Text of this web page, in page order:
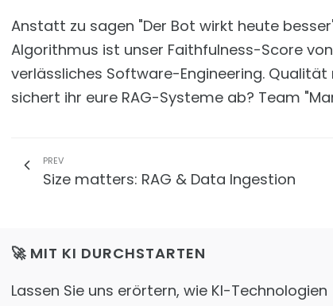
Anstatt zu sagen "Der Bot wirkt heute
Algorithmus ist unser Faithfulness-Score
verlässliches Software-Engineering.
sichert ihr eure RAG-Systeme ab? Team
PREV
Size matters: RAG & Data Ingestion
🚀 MIT KI DURCHSTARTEN
Lassen Sie uns erörtern, wie KI-Technologien